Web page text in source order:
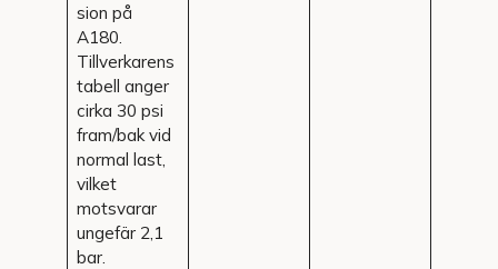
sion på
A180.
Tillverkarens
tabell anger
cirka 30 psi
fram/bak vid
normal last,
vilket
motsvarar
ungefär 2,1
bar.